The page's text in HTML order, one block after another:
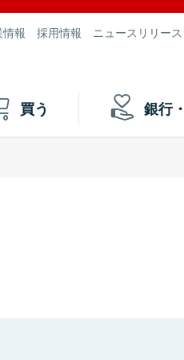
報 採用情報 ニュースリリース
買う 銀行